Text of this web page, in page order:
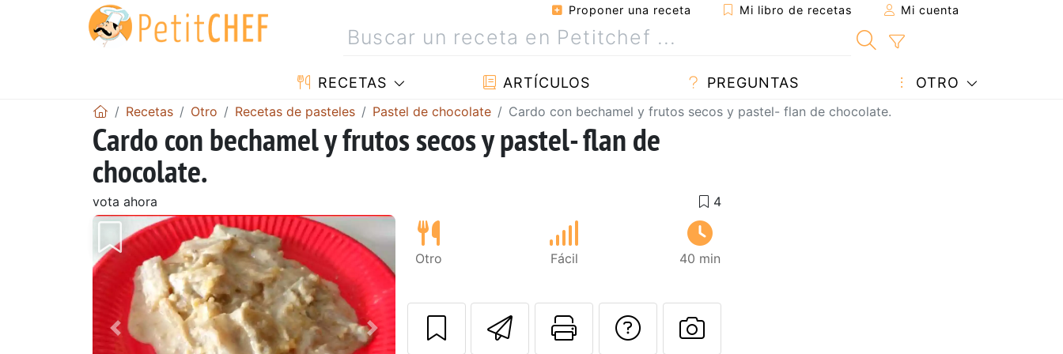
Proponer una receta Mi libro de recetas Mi cuenta
RECETAS ARTÍCULOS PREGUNTAS OTRO
Recetas Otro Recetas de pasteles Pastel de chocolate Cardo con bechamel y frutos secos y pastel- flan de chocolate.
Cardo con bechamel y frutos secos y pastel- flan de
chocolate.
vota ahora
Anterior Siguiente
Otro Fácil 40 min
Enviar esta receta a un amigo
Imprimir esta página
Preguntar al autor